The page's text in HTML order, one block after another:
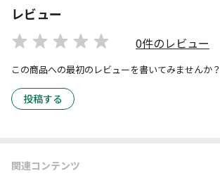
レビュー
0件のレビュー
この商品への最初のレビューを書いてみませんか？
投稿する
関連コンテンツ